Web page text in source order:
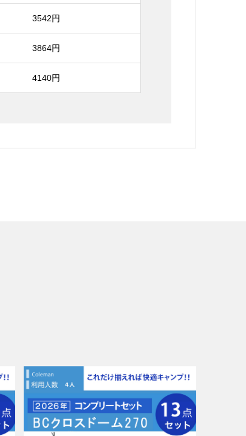
3542円
3864円
4140円